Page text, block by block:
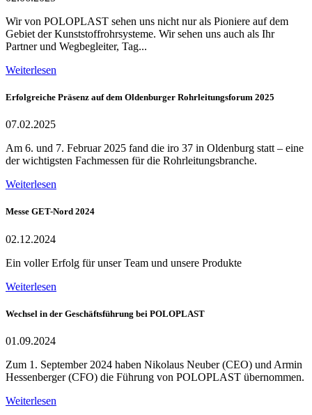
Wir von POLOPLAST sehen uns nicht nur als Pioniere auf dem
Gebiet der Kunststoffrohrsysteme. Wir sehen uns auch als Ihr
Partner und Wegbegleiter, Tag...
Weiterlesen
Erfolgreiche Präsenz auf dem Oldenburger Rohrleitungsforum 2025
07.02.2025
Am 6. und 7. Februar 2025 fand die iro 37 in Oldenburg statt – eine
der wichtigsten Fachmessen für die Rohrleitungsbranche.
Weiterlesen
Messe GET-Nord 2024
02.12.2024
Ein voller Erfolg für unser Team und unsere Produkte
Weiterlesen
Wechsel in der Geschäftsführung bei POLOPLAST
01.09.2024
Zum 1. September 2024 haben Nikolaus Neuber (CEO) und Armin
Hessenberger (CFO) die Führung von POLOPLAST übernommen.
Weiterlesen